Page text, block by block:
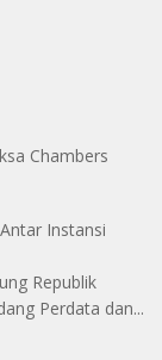
Chambers
Instansi
Republik
Perdata dan...